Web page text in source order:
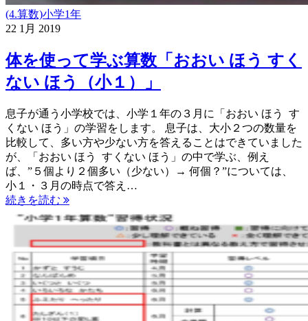
(4.算数)小学1年
22 1月 2019
体を使って学ぶ算数「おおい ほう すく
ない ほう（小１）」
息子が通う小学校では、小学１年の３月に「おおい ほう す
くない ほう」の学習をします。 息子は、大小２つの数量を
比較して、多い方や少ない方を答えることはできていました
が、「おおい ほう すくない ほう」の中で学ぶ、例え
ば、”５個より２個多い（少ない）→ 何個？”については、
小１・３月の時点で答え…
続きを読む